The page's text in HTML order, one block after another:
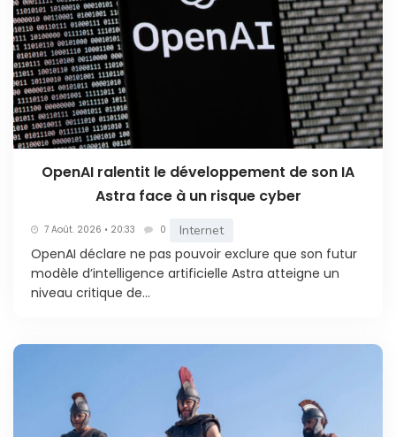
OpenAI ralentit le développement de son IA
Astra face à un risque cyber
7 Août. 2026 • 20:33 0 Internet
OpenAI déclare ne pas pouvoir exclure que son futur
modèle d’intelligence artificielle Astra atteigne un
niveau critique de...